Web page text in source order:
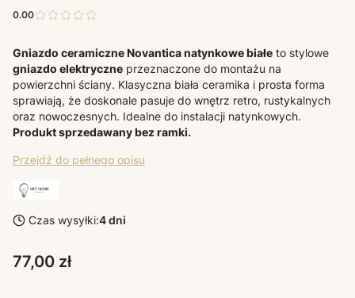
0.00
Gniazdo ceramiczne Novantica natynkowe białe to stylowe
gniazdo elektryczne przeznaczone do montażu na
powierzchni ściany. Klasyczna biała ceramika i prosta forma
sprawiają, że doskonale pasuje do wnętrz retro, rustykalnych
oraz nowoczesnych. Idealne do instalacji natynkowych.
Produkt sprzedawany bez ramki.
Przejdź do pełnego opisu
Czas wysyłki:4 dni
Cena
77,00 zł